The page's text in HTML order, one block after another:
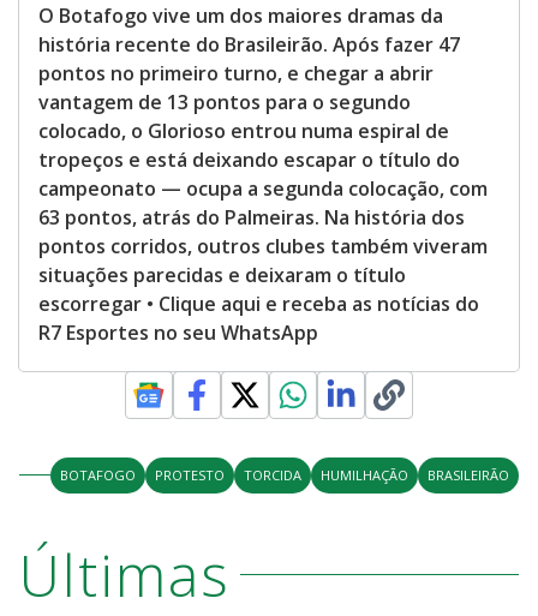
O Botafogo vive um dos maiores dramas da
história recente do Brasileirão. Após fazer 47
pontos no primeiro turno, e chegar a abrir
vantagem de 13 pontos para o segundo
colocado, o Glorioso entrou numa espiral de
tropeços e está deixando escapar o título do
campeonato — ocupa a segunda colocação, com
63 pontos, atrás do Palmeiras. Na história dos
pontos corridos, outros clubes também viveram
situações parecidas e deixaram o título
escorregar • Clique aqui e receba as notícias do
R7 Esportes no seu WhatsApp
BOTAFOGO PROTESTO TORCIDA HUMILHAÇÃO BRASILEIRÃO
Últimas